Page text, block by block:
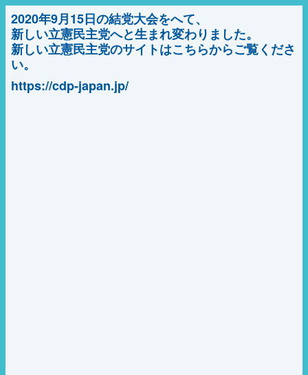
2020年9月15日の結党大会をへて、
新しい立憲民主党へと生まれ変わりました。
新しい立憲民主党のサイトはこちらからご覧くださ
い。
https://cdp-japan.jp/